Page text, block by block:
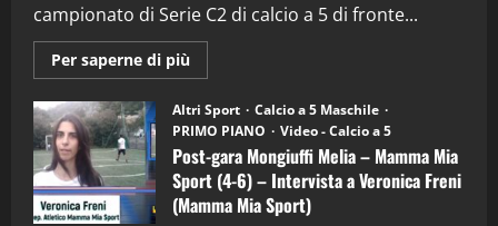
campionato di Serie C2 di calcio a 5 di fronte...
Per saperne di più
informazioni
Post-
gara
Mongiuffi
Melia
–
Mamma
Mia
Sport
Altri Sport
Calcio a 5 Maschile
PRIMO PIANO
Video - Calcio a 5
Post-gara Mongiuffi Melia – Mamma Mia
Sport (4-6) – Intervista a Veronica Freni
(Mamma Mia Sport)
2 28/04/2026
3
"SportEmpire" in Podcast
“SportEmpire” in Podcast: 28^ Puntata
(Martedi 21 Aprile 2026)
21/04/2026